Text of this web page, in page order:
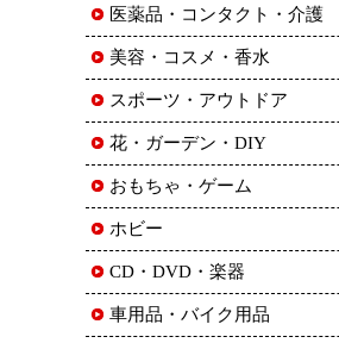
医薬品・コンタクト・介護
美容・コスメ・香水
スポーツ・アウトドア
花・ガーデン・DIY
おもちゃ・ゲーム
ホビー
CD・DVD・楽器
車用品・バイク用品